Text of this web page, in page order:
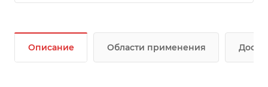
Описание Области применения